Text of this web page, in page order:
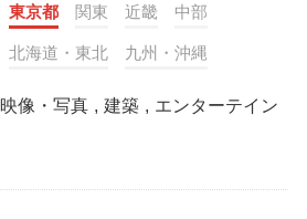
東京都 関東 近畿 中部
北海道・東北 九州・沖縄
映像・写真 , 建築 , エンターテイン